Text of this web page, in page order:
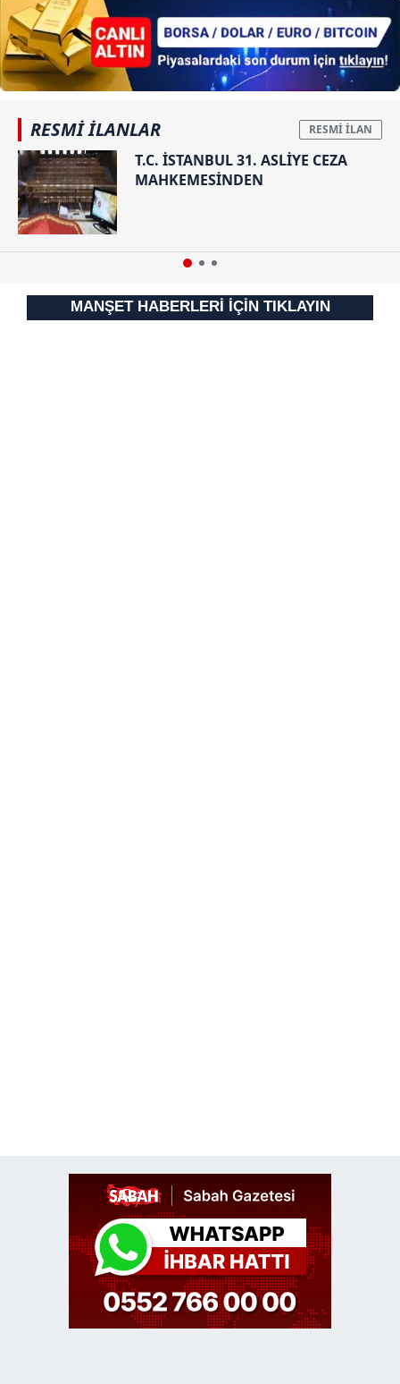
RESMİ İLANLAR
T.C. İSTANBUL 31. ASLİYE CEZA
MAHKEMESİNDEN
MANŞET HABERLERİ İÇİN TIKLAYIN